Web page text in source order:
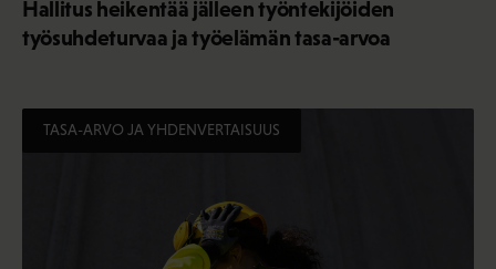
Hallitus heikentää jälleen työntekijöiden
työsuhdeturvaa ja työelämän tasa-arvoa
TASA-ARVO JA YHDENVERTAISUUS